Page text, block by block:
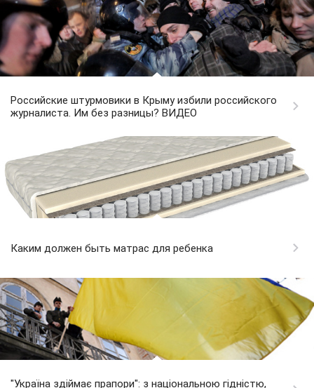
Российские штурмовики в Крыму избили российского
журналиста. Им без разницы? ВИДЕО
Каким должен быть матрас для ребенка
"Україна здіймає прапори": з національною гідністю,